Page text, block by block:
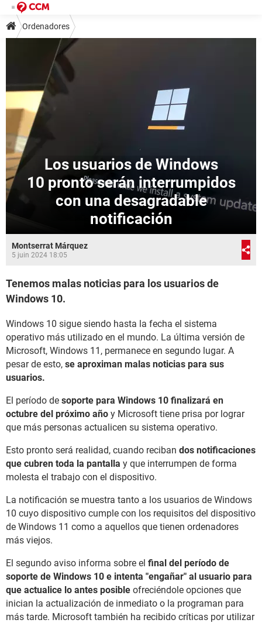
Ordenadores
Los usuarios de Windows
10 pronto serán interrumpidos
con una desagradable
notificación
Montserrat Márquez
5 juin 2024 18:05
Tenemos malas noticias para los usuarios de
Windows 10.
Windows 10 sigue siendo hasta la fecha el sistema
operativo más utilizado en el mundo. La última versión de
Microsoft, Windows 11, permanece en segundo lugar. A
pesar de esto, se aproximan malas noticias para sus
usuarios.
El período de soporte para Windows 10 finalizará en
octubre del próximo año y Microsoft tiene prisa por lograr
que más personas actualicen su sistema operativo.
Esto pronto será realidad, cuando reciban dos notificaciones
que cubren toda la pantalla y que interrumpen de forma
molesta el trabajo con el dispositivo.
La notificación se muestra tanto a los usuarios de Windows
10 cuyo dispositivo cumple con los requisitos del dispositivo
de Windows 11 como a aquellos que tienen ordenadores
más viejos.
El segundo aviso informa sobre el final del período de
soporte de Windows 10 e intenta "engañar" al usuario para
que actualice lo antes posible ofreciéndole opciones que
inician la actualización de inmediato o la programan para
más tarde. Microsoft también ha recibido críticas por utilizar